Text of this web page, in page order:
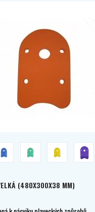
modrá zelena žlutá fialová
(480X300X38 MM)